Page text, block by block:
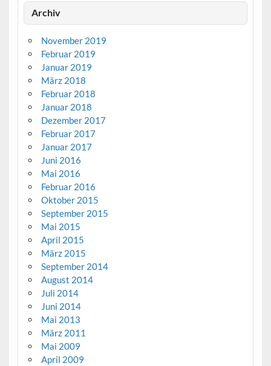
Archiv
November 2019
Februar 2019
Januar 2019
März 2018
Februar 2018
Januar 2018
Dezember 2017
Februar 2017
Januar 2017
Juni 2016
Mai 2016
Februar 2016
Oktober 2015
September 2015
Mai 2015
April 2015
März 2015
September 2014
August 2014
Juli 2014
Juni 2014
Mai 2013
März 2011
Mai 2009
April 2009